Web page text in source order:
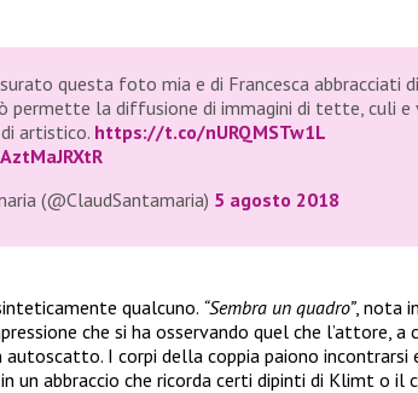
questa foto mia e di Francesca abbracciati
permette la diffusione di immagini di tette, culi e
artistico. https://t.co/nURQMSTw1L
(@ClaudSantamaria) 5 agosto 2018
qualcuno. “Sembra un quadro”, nota
che si ha osservando quel che l’attore, a
I corpi della coppia paiono incontrarsi
un abbraccio che ricorda certi dipinti di Klimt o il